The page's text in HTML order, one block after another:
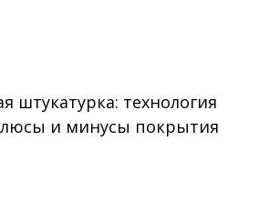
штукатурка: технология
и минусы покрытия